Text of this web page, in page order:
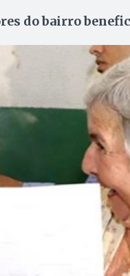
do bairro